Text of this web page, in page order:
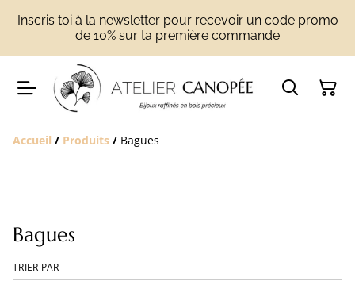
Inscris toi à la newsletter pour recevoir un code promo
de 10% sur ta première commande
Accueil / Produits / Bagues
Bagues
TRIER PAR